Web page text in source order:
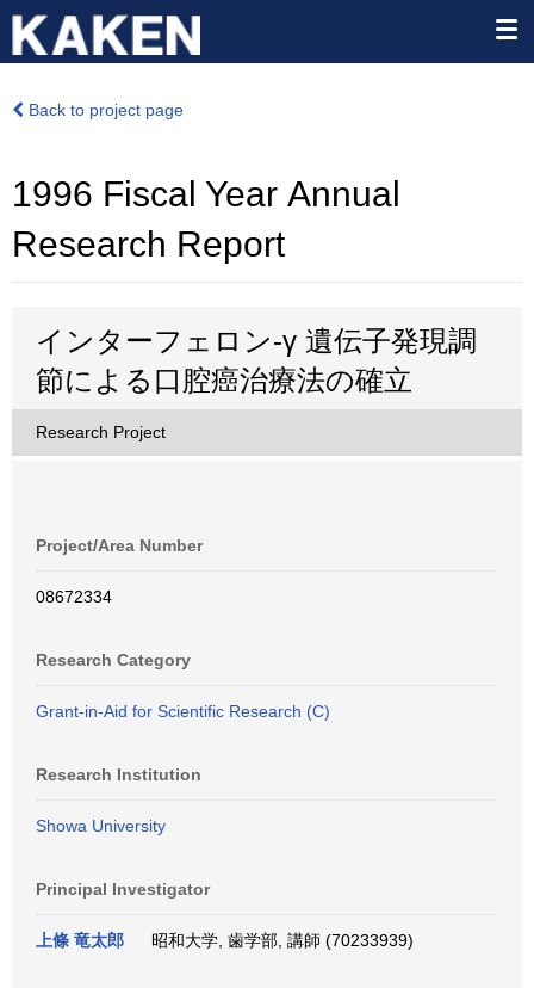
Back to project page
1996 Fiscal Year Annual
Research Report
インターフェロン-γ 遺伝子発現調
節による口腔癌治療法の確立
Research Project
Project/Area Number
08672334
Research Category
Grant-in-Aid for Scientific Research (C)
Research Institution
Showa University
Principal Investigator
上條 竜太郎 昭和大学, 歯学部, 講師 (70233939)